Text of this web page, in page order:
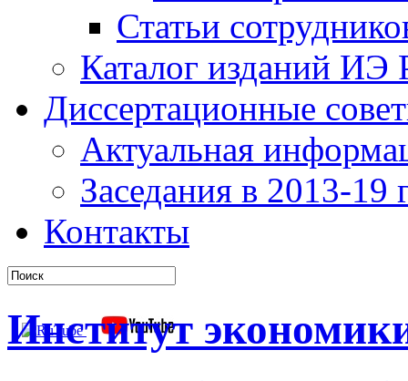
Статьи
Каталог изданий ИЭ
Диссертационные
Актуальная
Заседания в 2013-19
Контакты
Институт